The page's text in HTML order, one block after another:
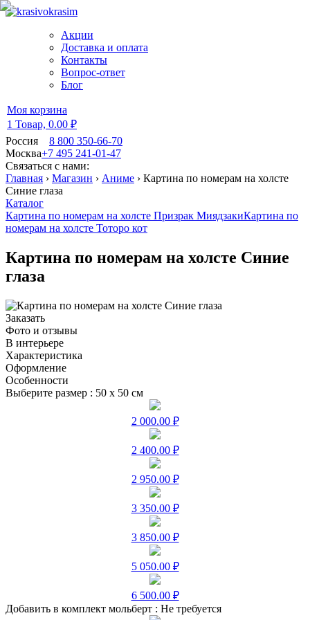
Акции
Доставка и оплата
Контакты
Вопрос-ответ
Блог
Моя корзина
1 Товар, 0.00 ₽
Россия
8 800 350-66-70
Москва+7 495 241-01-47
Связаться с нами:
Главная › Магазин › Аниме › Картина по номерам на холсте
Синие глаза
Каталог
Картина по номерам на холсте Призрак МиядзакиКартина по
номерам на холсте Тоторо кот
Картина по номерам на холсте Синие
глаза
Заказать
Фото и отзывы
В интерьере
Характеристика
Оформление
Особенности
Выберите размер : 50 х 50 см
2 000.00 ₽
2 400.00 ₽
2 950.00 ₽
3 350.00 ₽
3 850.00 ₽
5 050.00 ₽
6 500.00 ₽
Добавить в комплект мольберт : Не требуется